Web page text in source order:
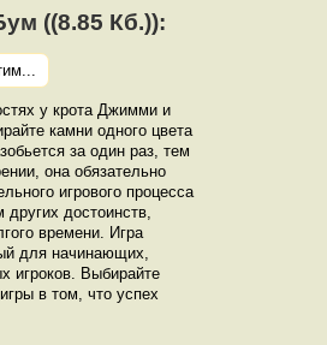
((8.85 Кб.)):
у крота Джимми и
камни одного цвета
за один раз, тем
она обязательно
игрового процесса
достоинств,
времени. Игра
для начинающих,
игроков. Выбирайте
в том, что успех